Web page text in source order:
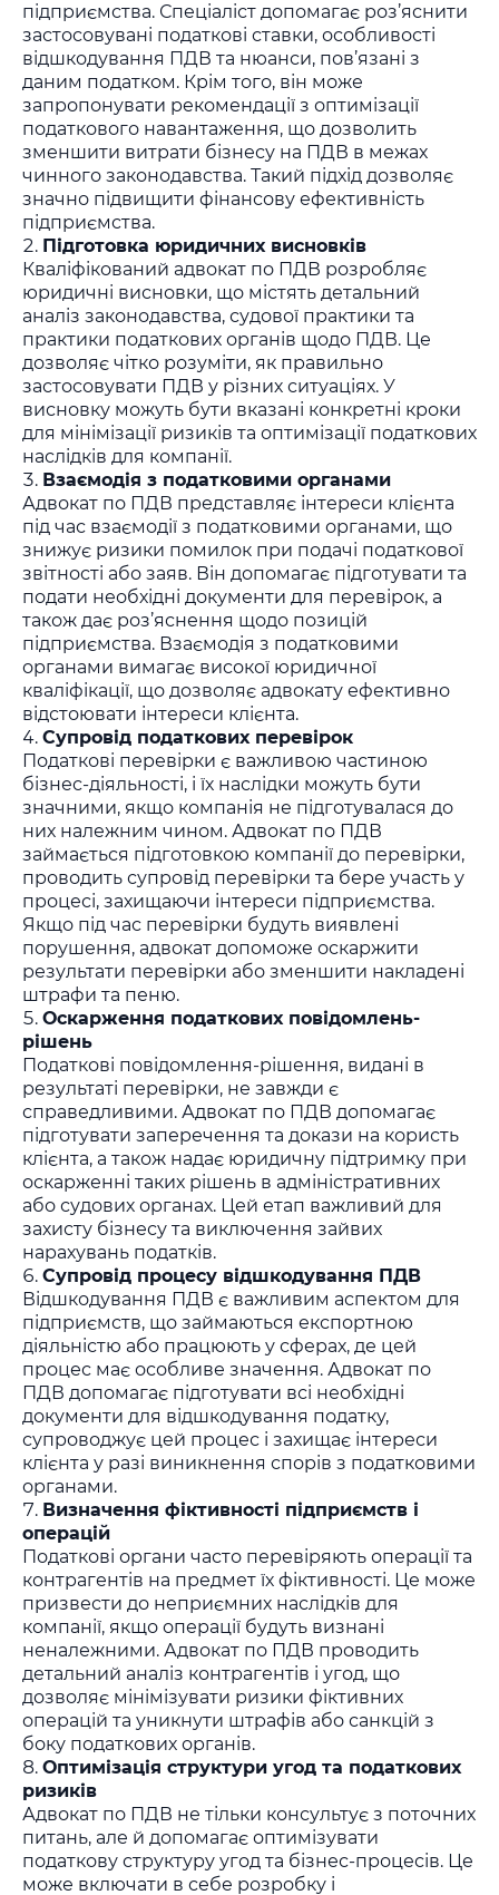
підприємства. Спеціаліст допомагає роз’яснити
застосовувані податкові ставки, особливості
відшкодування ПДВ та нюанси, пов’язані з
даним податком. Крім того, він може
запропонувати рекомендації з оптимізації
податкового навантаження, що дозволить
зменшити витрати бізнесу на ПДВ в межах
чинного законодавства. Такий підхід дозволяє
значно підвищити фінансову ефективність
підприємства.
Підготовка юридичних висновків
Кваліфікований адвокат по ПДВ розробляє
юридичні висновки, що містять детальний
аналіз законодавства, судової практики та
практики податкових органів щодо ПДВ. Це
дозволяє чітко розуміти, як правильно
застосовувати ПДВ у різних ситуаціях. У
висновку можуть бути вказані конкретні кроки
для мінімізації ризиків та оптимізації податкових
наслідків для компанії.
Взаємодія з податковими органами
Адвокат по ПДВ представляє інтереси клієнта
під час взаємодії з податковими органами, що
знижує ризики помилок при подачі податкової
звітності або заяв. Він допомагає підготувати та
подати необхідні документи для перевірок, а
також дає роз’яснення щодо позицій
підприємства. Взаємодія з податковими
органами вимагає високої юридичної
кваліфікації, що дозволяє адвокату ефективно
відстоювати інтереси клієнта.
Супровід податкових перевірок
Податкові перевірки є важливою частиною
бізнес-діяльності, і їх наслідки можуть бути
значними, якщо компанія не підготувалася до
них належним чином. Адвокат по ПДВ
займається підготовкою компанії до перевірки,
проводить супровід перевірки та бере участь у
процесі, захищаючи інтереси підприємства.
Якщо під час перевірки будуть виявлені
порушення, адвокат допоможе оскаржити
результати перевірки або зменшити накладені
штрафи та пеню.
Оскарження податкових повідомлень-
рішень
Податкові повідомлення-рішення, видані в
результаті перевірки, не завжди є
справедливими. Адвокат по ПДВ допомагає
підготувати заперечення та докази на користь
клієнта, а також надає юридичну підтримку при
оскарженні таких рішень в адміністративних
або судових органах. Цей етап важливий для
захисту бізнесу та виключення зайвих
нарахувань податків.
Супровід процесу відшкодування ПДВ
Відшкодування ПДВ є важливим аспектом для
підприємств, що займаються експортною
діяльністю або працюють у сферах, де цей
процес має особливе значення. Адвокат по
ПДВ допомагає підготувати всі необхідні
документи для відшкодування податку,
супроводжує цей процес і захищає інтереси
клієнта у разі виникнення спорів з податковими
органами.
Визначення фіктивності підприємств і
операцій
Податкові органи часто перевіряють операції та
контрагентів на предмет їх фіктивності. Це може
призвести до неприємних наслідків для
компанії, якщо операції будуть визнані
неналежними. Адвокат по ПДВ проводить
детальний аналіз контрагентів і угод, що
дозволяє мінімізувати ризики фіктивних
операцій та уникнути штрафів або санкцій з
боку податкових органів.
Оптимізація структури угод та податкових
ризиків
Адвокат по ПДВ не тільки консультує з поточних
питань, але й допомагає оптимізувати
податкову структуру угод та бізнес-процесів. Це
може включати в себе розробку і